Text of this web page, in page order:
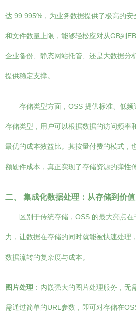
达 99.995%，为业务数据提供了极高的
和文件数量上限，能够轻松应对从GB到
企业备份、静态网站托管、还是大数据分
提供稳定支撑。
存储类型方面，OSS 提供标准、低
存储类型，用户可以根据数据的访问频率
最优的成本效益比。其按量付费的模式，
额硬件成本，真正实现了存储资源的弹性
二、 集成化数据处理：从存储到价
区别于传统存储，OSS 的最大亮点
力，让数据在存储的同时就能被快速处理
数据流转的复杂度与成本。
图片处理 ：内嵌强大的图片处理服务，无
需通过简单的URL参数，即可对存储在